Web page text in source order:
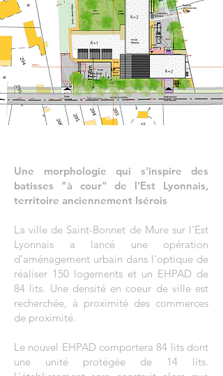
Une morphologie qui s'inspire des
batisses "à cour" de l'Est Lyonnais,
territoire anciennement Isérois
La ville de Saint-Bonnet de Mure sur l’Est
Lyonnais a lancé une opération
d’aménagement urbain dans l’optique de
réaliser 150 logements et un EHPAD de
84 lits. Une densité en coeur de ville est
recherchée, à proximité des commerces
de proximité.
Le nouvel EHPAD comportera 84 lits dont
une unité protégée de 14 lits.